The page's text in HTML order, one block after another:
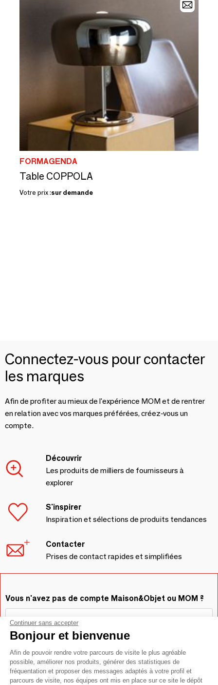
FORMAGENDA
Table COPPOLA
Votre prix :sur demande
Connectez-vous pour contacter
les marques
Afin de profiter au mieux de l'expérience MOM et de rentrer
en relation avec vos marques préférées, créez-vous un
compte.
Découvrir
Les produits de milliers de fournisseurs à
explorer
S'inspirer
Inspiration et sélections de produits tendances
Contacter
Prises de contact rapides et simplifiées
Vous n'avez pas de compte Maison&Objet ou MOM ?
Continuer sans accepter
Bonjour et bienvenue
Afin de pouvoir rendre votre parcours de visite le plus agréable
possible, améliorer nos produits, générer des statistiques de
fréquentation et proposer des messages adaptés à votre profil et
parcours de visite, nos équipes ont mis en place sur ce site le dépôt